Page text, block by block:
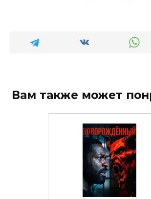
Вам также может